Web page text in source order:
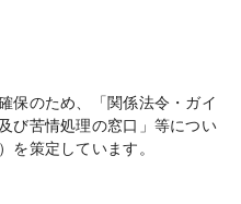
保のため、「関係法令・ガイ
び苦情処理の窓口」等につい
を策定しています。